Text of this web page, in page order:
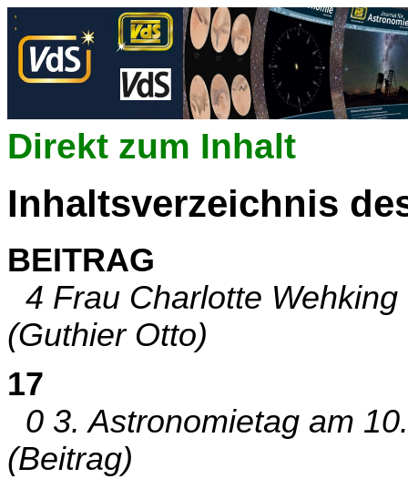
Direkt zum Inhalt
Inhaltsverzeichnis
BEITRAG
4 Frau Charlotte
(Guthier Otto)
17
0 3. Astronomietag am
(Beitrag)